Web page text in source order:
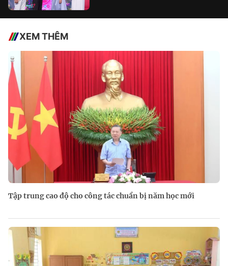
XEM THÊM
Tập trung cao độ cho công tác chuẩn bị năm học mới